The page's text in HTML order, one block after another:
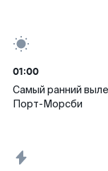
01:00
Самый ранний
Порт-Морсби